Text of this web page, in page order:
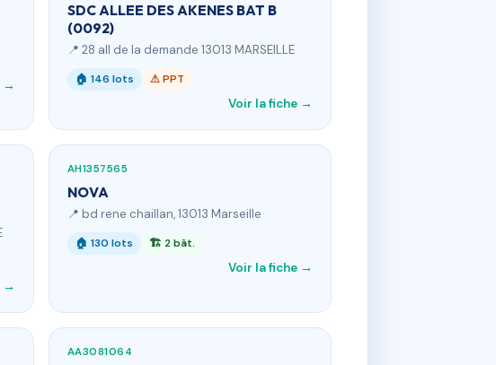
→
SDC ALLEE DES AKENES BAT B
(0092)
📍 28 all de la demande 13013 MARSEILLE
🏠 146 lots ⚠ PPT
Voir la fiche →
→
AH1357565
NOVA
📍 bd rene chaillan, 13013 Marseille
🏠 130 lots 🏗 2 bât.
Voir la fiche →
AA3081064